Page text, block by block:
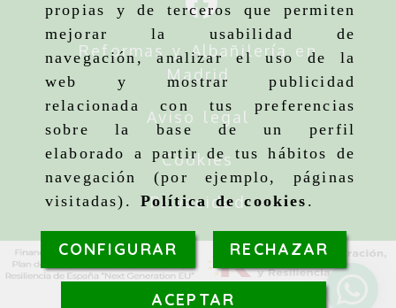
propias y de terceros que permiten
mejorar la usabilidad de
navegación, analizar el uso de la
web y mostrar publicidad
relacionada con tus preferencias
sobre la base de un perfil
elaborado a partir de tus hábitos de
navegación (por ejemplo, páginas
visitadas). Política de cookies .
CONFIGURAR RECHAZAR
ACEPTAR
Reformas y Albañilería en
Madrid
Aviso legal
Cookies
Privacidad